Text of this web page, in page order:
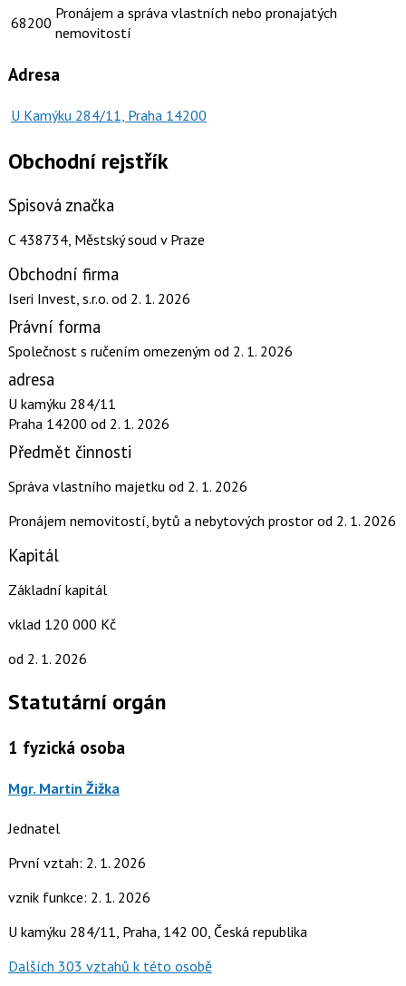
68200
Pronájem a správa vlastních nebo pronajatých
nemovitostí
Adresa
U Kamýku 284/11, Praha 14200
Obchodní rejstřík
Spisová značka
C 438734, Městský soud v Praze
Obchodní firma
Iseri Invest, s.r.o. od 2. 1. 2026
Právní forma
Společnost s ručením omezeným od 2. 1. 2026
adresa
U kamýku 284/11
Praha 14200 od 2. 1. 2026
Předmět činnosti
Správa vlastního majetku od 2. 1. 2026
Pronájem nemovitostí, bytů a nebytových prostor od 2. 1. 2026
Kapitál
Základní kapitál
vklad 120 000 Kč
od 2. 1. 2026
Statutární orgán
1 fyzická osoba
Mgr. Martin Žižka
Jednatel
První vztah: 2. 1. 2026
vznik funkce: 2. 1. 2026
U kamýku 284/11, Praha, 142 00, Česká republika
Dalších 303 vztahů k této osobě